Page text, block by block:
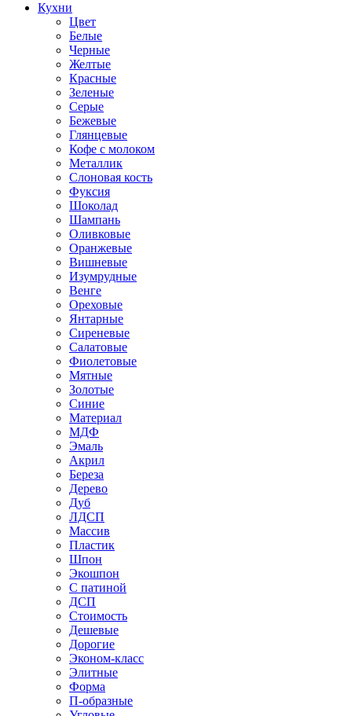
Кухни
Цвет
Белые
Черные
Желтые
Красные
Зеленые
Серые
Бежевые
Глянцевые
Кофе с молоком
Металлик
Слоновая кость
Фуксия
Шоколад
Шампань
Оливковые
Оранжевые
Вишневые
Изумрудные
Венге
Ореховые
Янтарные
Сиреневые
Салатовые
Фиолетовые
Мятные
Золотые
Синие
Материал
МДФ
Эмаль
Акрил
Береза
Дерево
Дуб
ЛДСП
Массив
Пластик
Шпон
Экошпон
С патиной
ДСП
Стоимость
Дешевые
Дорогие
Эконом-класс
Элитные
Форма
П-образные